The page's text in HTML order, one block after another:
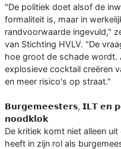
"De politiek doet alsof de
formaliteit is, maar in
randvoorwaarde ingevuld,"
van Stichting HVLV. "De
hoe groot de schade wordt.
explosieve cocktail creëren
en meer risico's op straat."
𝗕𝘂𝗿𝗴𝗲𝗺𝗲𝗲𝘀𝘁𝗲𝗿𝘀, 𝗜𝗟𝗧 𝗲𝗻
𝗻𝗼𝗼𝗱𝗸𝗹𝗼𝗸
De kritiek komt niet alleen
heeft in zijn rol als